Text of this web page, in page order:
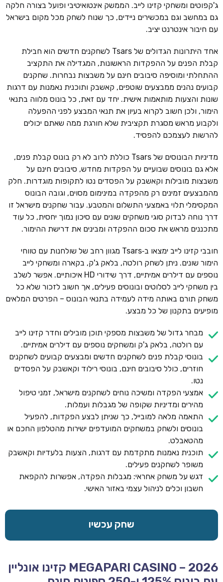
ג'קפוטים ומשחקי קזינו לייב. הממשק אינטואיטיבי ופועל בצורה חלקה
גם במחשב וגם במכשירים ניידים, כך שנוח לשחק מכל מקום בישראל
עם חיבור אינטרנט יציב.
אחד היתרונות הגדולים של Tsars לשחקנים חדשים הוא חבילת
קבלת הפנים על ההפקדות הראשונות, המגדילה את התקציב
ההתחלתי ומוסיפה סיבובים חינם על משבצות נבחרות. שחקנים
קבועים נהנים ממבצעים שוטפים, קאשבק ותוכנית נאמנות עם דרגות
שונות והצעות מותאמות אישית. יחד עם זאת, כל בונוס מלווה בתנאי
הימור, ולכן חשוב לקרוא בעיון את תנאי המבצע לפני ההפעלה
ולקבוע מראש מסגרת תקציבית שלא חורגת ממה שאתם יכולים
להרשות לעצמכם להפסיד.
מדיניות הבונוסים של Tsars כוללת לרוב לא רק בונוס קבלת פנים,
אלא גם בונוסים שבועיים על הפקדות מחדש, סיבובים חינם על
משבצות מובילות וקאשבק על הפסדים נטו לתקופות מוגדרות. חלק
מהמבצעים זמינים רק מהפקדה במינימום מסוים, וגובה הבונוס
המקסימלי תלוי באמצעי התשלום והמטבע. עבור שחקנים מישראל זו
דרך נוחה לבדוק סוגי משחקים שונים עם סיכון נמוך יחסית, כל עוד
מתכננים מראש את סכום ההפקדה ומבינים את דרישת ההימור.
חובבי קזינו לייב ימצאו ב‑Tsars מגוון רחב של שולחנות עם טווחי
הימור שונים. ניתן לשחק רולטה, בלאק ג'ק, בקארה ומשחקי לייב
נוספים עם דילרים אמיתיים, דרך שידורי HD איכותיים. אפשר לשלב
בין משחקי לייב לסלוטים ובונוסים פעילים, אך חשוב לזכור שלא כל
משחק תורם באותה מידה לעמידה בתנאי הבונוס – הפרטים המלאים
מופיעים בתקנון של כל מבצע.
מבחר גדול של משבצות מספקי תוכן מובילים וחדר קזינו לייב
עם רולטה, בלאק ג'ק ומשחקים נוספים עם דילרים אמיתיים.
בונוסי קבלת פנים לשחקנים חדשים ומבצעים קבועים לשחקנים
חוזרים, כולל סיבובים חינם, בונוסי רילוד וקאשבק על הפסדים
נטו.
אמצעי הפקדה ומשיכה נוחים לשחקנים מישראל, זמני טיפול
מהירים ומדיניות שקופה של מגבלות ועמלות.
התאמה מלאה למובייל, כך שניתן לבצע הפקדות, להפעיל
בונוסים ולשחק במשחקים המועדפים ישירות מהטלפון החכם או
מהטאבלט.
תוכנית נאמנות מתקדמת עם דרגות, הצעות בלעדיות וקאשבק
משופר לשחקנים פעילים.
דגש על משחק אחראי: מגבלות הפקדה, אפשרות להקפאת
חשבון וכלים לניהול עצמי באזור האישי.
שחק עכשיו
MEGAPARI CASINO – 2026 קזינו אונליין